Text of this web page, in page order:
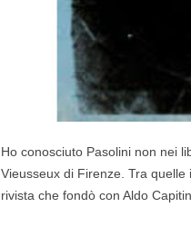
Ho conosciuto Pasolini non nei
Vieusseux di Firenze. Tra quelle
rivista che fondò con Aldo